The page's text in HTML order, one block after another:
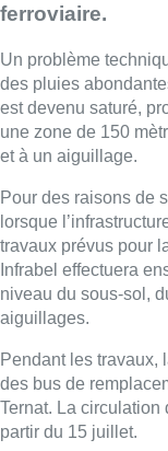
ferroviaire.
Un problème
des pluies
est devenu saturé,
une zone de 150
et à un aiguillage.
Pour des raisons de
lorsque
travaux prévus pour
Infrabel effectuera
niveau du sous-sol,
aiguillages.
Pendant les travaux,
des bus de
Ternat. La circulation
partir du 15 juillet.